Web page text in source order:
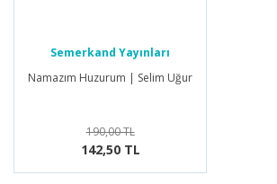
Semerkand Yayınları
Namazım Huzurum | Selim Uğur
190,00 TL
142,50 TL